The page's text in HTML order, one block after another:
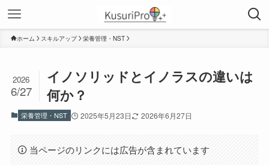
ホーム スキルアップ 栄養管理・NST
イノソリッドとイノラスの違いは
何か？
2026
6/27
栄養管理・NST 2025年5月23日 2026年6月27日
当ページのリンクには広告が含まれています